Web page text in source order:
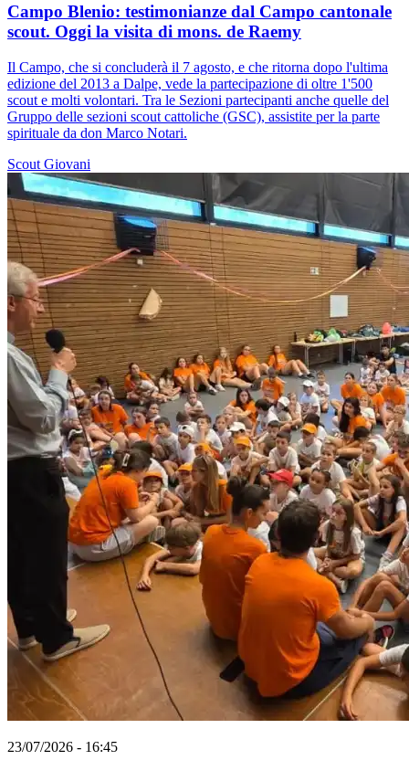
Campo Blenio: testimonianze dal Campo cantonale
scout. Oggi la visita di mons. de Raemy
Il Campo, che si concluderà il 7 agosto, e che ritorna dopo l'ultima
edizione del 2013 a Dalpe, vede la partecipazione di oltre 1'500
scout e molti volontari. Tra le Sezioni partecipanti anche quelle del
Gruppo delle sezioni scout cattoliche (GSC), assistite per la parte
spirituale da don Marco Notari.
Scout Giovani
23/07/2026 - 16:45